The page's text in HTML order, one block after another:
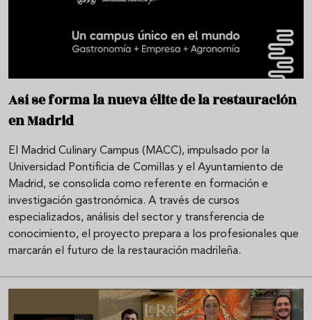
Así se forma la nueva élite de la restauración
en Madrid
El Madrid Culinary Campus (MACC), impulsado por la
Universidad Pontificia de Comillas y el Ayuntamiento de
Madrid, se consolida como referente en formación e
investigación gastronómica. A través de cursos
especializados, análisis del sector y transferencia de
conocimiento, el proyecto prepara a los profesionales que
marcarán el futuro de la restauración madrileña.